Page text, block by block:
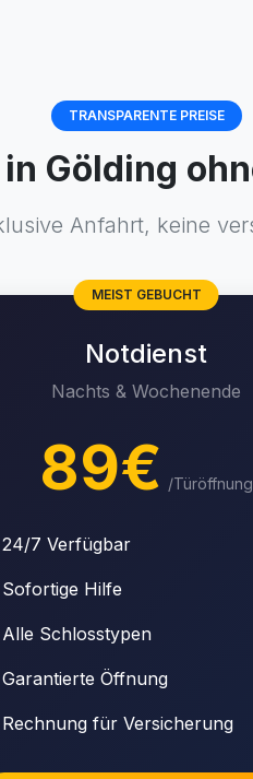
TRANSPARENTE PREISE
Gölding
Anfahrt, keine
MEIST GEBUCHT
Notdienst
Nachts & Wochenende
89€ /Türöffnung
24/7 Verfügbar
Sofortige Hilfe
Alle Schlosstypen
Garantierte Öffnung
Rechnung für Versicherung